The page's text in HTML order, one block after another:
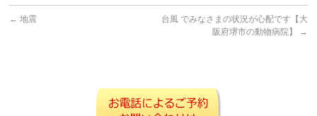
← 地震
台風 でみなさまの状況が心配です【大
阪府堺市の動物病院】
→